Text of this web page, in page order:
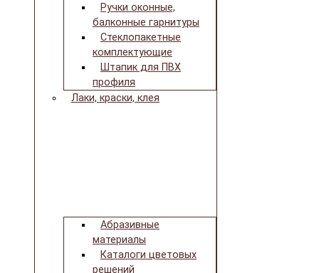
Ручки оконные,
балконные гарнитуры
Стеклопакетные
комплектующие
Штапик для ПВХ
профиля
Лаки, краски, клея
Абразивные
материалы
Каталоги цветовых
решений